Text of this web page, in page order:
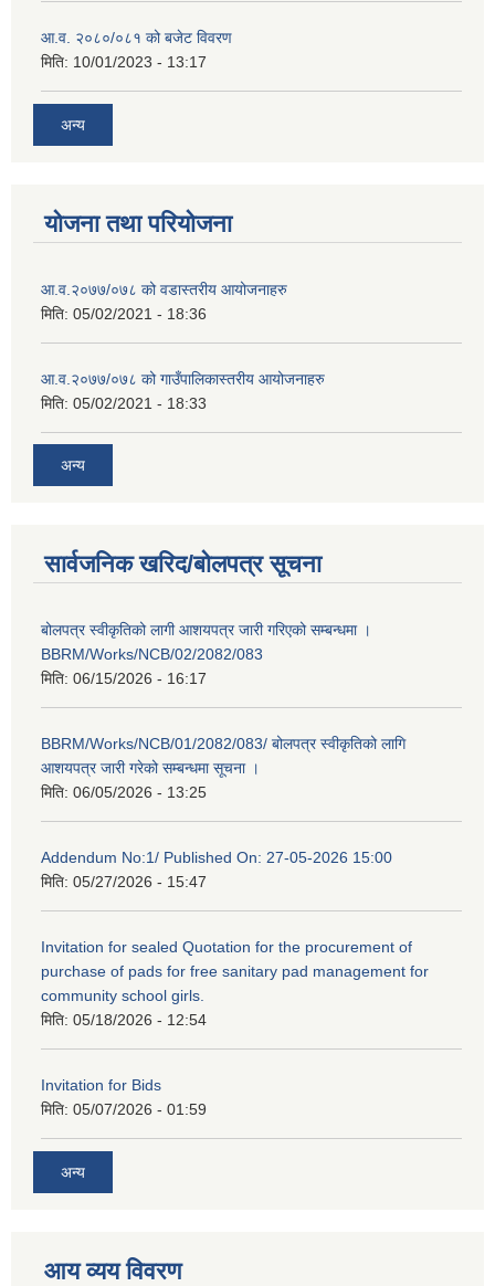
आ.व. २०८०/०८१ को बजेट विवरण
मिति: 10/01/2023 - 13:17
अन्य
योजना तथा परियोजना
आ.व.२०७७/०७८ को वडास्तरीय आयोजनाहरु
मिति: 05/02/2021 - 18:36
आ.व.२०७७/०७८ को गाउँपालिकास्तरीय आयोजनाहरु
मिति: 05/02/2021 - 18:33
अन्य
सार्वजनिक खरिद/बोलपत्र सूचना
बोलपत्र स्वीकृतिको लागी आशयपत्र जारी गरिएको सम्बन्धमा ।
BBRM/Works/NCB/02/2082/083
मिति: 06/15/2026 - 16:17
BBRM/Works/NCB/01/2082/083/ बोलपत्र स्वीकृतिको लागि
आशयपत्र जारी गरेको सम्बन्धमा सूचना ।
मिति: 06/05/2026 - 13:25
Addendum No:1/ Published On: 27-05-2026 15:00
मिति: 05/27/2026 - 15:47
Invitation for sealed Quotation for the procurement of
purchase of pads for free sanitary pad management for
community school girls.
मिति: 05/18/2026 - 12:54
Invitation for Bids
मिति: 05/07/2026 - 01:59
अन्य
आय व्यय विवरण